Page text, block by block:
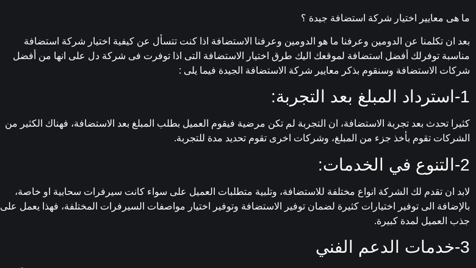
ما هى معايير اختيار شركة استضافة جيدة ؟
بعد ان تكلمنا عن الدومين وعرفنا ما هو الدومين وعرفنا الاستضافة اذا كنت تتسأل عن كيفية اختيار شركة استضافة
مناسبة توفرلك أفضل استضافة لموقعك اليك طرق اختيار الاستضافة التى اذا توفرت فى شركة دل على انها من أفضل
شركات الاستضافة وسنقوم بذكر معايير شركة الاستضافة الجيدة فيما يلى :
1-استرداد المبلغ بعد التجربة:
كثيرا تحدث بعد تجربة الاستضافة، ان التجربة لم تكن مرضية فيقوم العميل بطلب المبلغ بعد الاستضافة، فهناك الكثير من
الشركات تقوم بأخذ جزء من المبلغ، وشركات اخرى تقوم تحديد مدة للتجربة.
2-التنوع في الخدمات:
لابد ان تقدم لك الشركة انواع مختلفة للاستضافة، وتلبية متطلبات العميل على سواء كانت سيرفرات سحابية او خاصة،
بالإضافة الى توفير اختيارات كثيرة لضمان توفير الاستضافة وتوفير اختيار مواصفات السيرفرات المختلفة، فهذا يعمل على
جذب العميل لمدة كبيرة.
3-خدمات الدعم الفني